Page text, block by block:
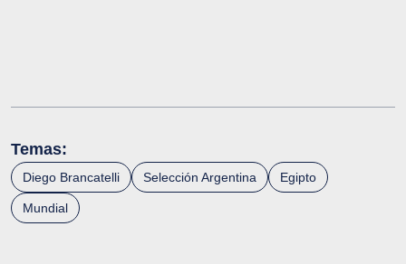
Temas:
Diego Brancatelli Selección Argentina Egipto
Mundial